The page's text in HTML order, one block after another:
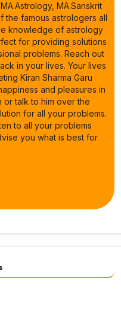
MA.Sanskrit
the famous astrologers all
knowledge of astrology
for providing solutions
problems. Reach out
in your lives. Your lives
Kiran Sharma Garu
and pleasures in
or talk to him over the
for all your problems.
to all your problems
you what is best for